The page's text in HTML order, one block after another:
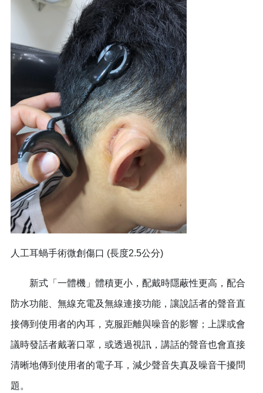
人工耳蝸手術微創傷口 (長度2.5公分)
新式「一體機」體積更小，配戴時隱蔽性更高，配合
防水功能、無線充電及無線連接功能，讓說話者的聲音直
接傳到使用者的內耳，克服距離與噪音的影響；上課或會
議時發話者戴著口罩，或透過視訊，講話的聲音也會直接
清晰地傳到使用者的電子耳，減少聲音失真及噪音干擾問
題。